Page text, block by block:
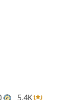
5.4K